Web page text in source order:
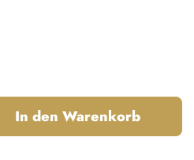
den gewünschten Wert
In den Warenkorb